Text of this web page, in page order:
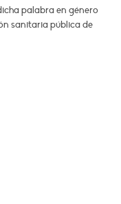
palabra en género
sanitaria pública de